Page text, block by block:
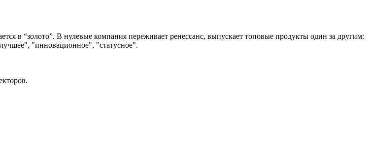
в “золото”. В нулевые компания переживает ренессанс, выпускает топовые продукты один за другим:
"инновационное", "статусное".